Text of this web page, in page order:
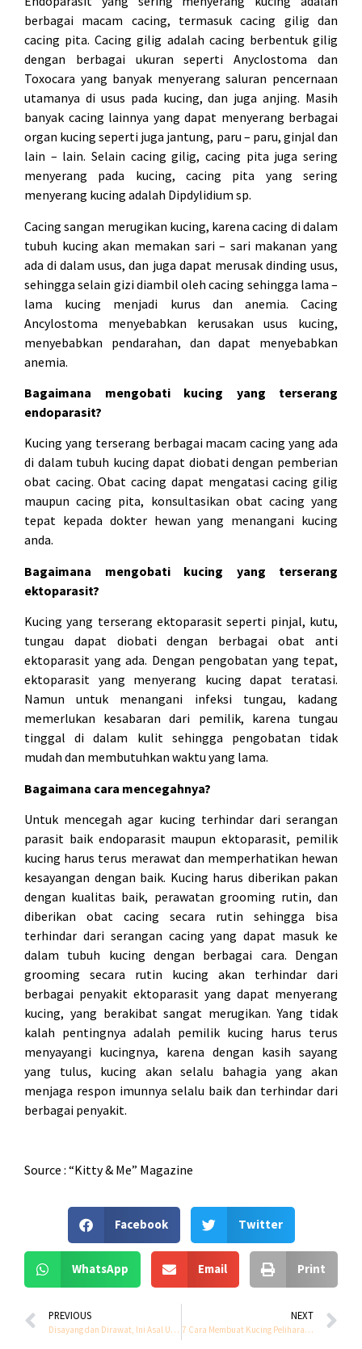
berbagai macam cacing, termasuk cacing gilig dan
cacing pita. Cacing gilig adalah cacing berbentuk gilig
dengan berbagai ukuran seperti Anyclostoma dan
Toxocara yang banyak menyerang saluran pencernaan
utamanya di usus pada kucing, dan juga anjing. Masih
banyak cacing lainnya yang dapat menyerang berbagai
organ kucing seperti juga jantung, paru – paru, ginjal dan
lain – lain. Selain cacing gilig, cacing pita juga sering
menyerang pada kucing, cacing pita yang sering
menyerang kucing adalah Dipdylidium sp.
Cacing sangan merugikan kucing, karena cacing di dalam
tubuh kucing akan memakan sari – sari makanan yang
ada di dalam usus, dan juga dapat merusak dinding usus,
sehingga selain gizi diambil oleh cacing sehingga lama –
lama kucing menjadi kurus dan anemia. Cacing
Ancylostoma menyebabkan kerusakan usus kucing,
menyebabkan pendarahan, dan dapat menyebabkan
anemia.
Bagaimana mengobati kucing yang terserang
endoparasit?
Kucing yang terserang berbagai macam cacing yang ada
di dalam tubuh kucing dapat diobati dengan pemberian
obat cacing. Obat cacing dapat mengatasi cacing gilig
maupun cacing pita, konsultasikan obat cacing yang
tepat kepada dokter hewan yang menangani kucing
anda.
Bagaimana mengobati kucing yang terserang
ektoparasit?
Kucing yang terserang ektoparasit seperti pinjal, kutu,
tungau dapat diobati dengan berbagai obat anti
ektoparasit yang ada. Dengan pengobatan yang tepat,
ektoparasit yang menyerang kucing dapat teratasi.
Namun untuk menangani infeksi tungau, kadang
memerlukan kesabaran dari pemilik, karena tungau
tinggal di dalam kulit sehingga pengobatan tidak
mudah dan membutuhkan waktu yang lama.
Bagaimana cara mencegahnya?
Untuk mencegah agar kucing terhindar dari serangan
parasit baik endoparasit maupun ektoparasit, pemilik
kucing harus terus merawat dan memperhatikan hewan
kesayangan dengan baik. Kucing harus diberikan pakan
dengan kualitas baik, perawatan grooming rutin, dan
diberikan obat cacing secara rutin sehingga bisa
terhindar dari serangan cacing yang dapat masuk ke
dalam tubuh kucing dengan berbagai cara. Dengan
grooming secara rutin kucing akan terhindar dari
berbagai penyakit ektoparasit yang dapat menyerang
kucing, yang berakibat sangat merugikan. Yang tidak
kalah pentingnya adalah pemilik kucing harus terus
menyayangi kucingnya, karena dengan kasih sayang
yang tulus, kucing akan selalu bahagia yang akan
menjaga respon imunnya selalu baik dan terhindar dari
berbagai penyakit.
Source : “Kitty & Me” Magazine
Facebook Twitter
WhatsApp Email Print
PREVIOUS
Disayang dan Dirawat, Ini Asal Usul Kucing Liar Jadi Bagian dari ‘Penduduk’ Turki
NEXT
7 Cara Membuat Kucing Peliharaan Tetap Nyaman Saat Cuaca Panas